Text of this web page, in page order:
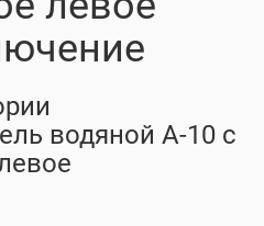
водяной А-10 с